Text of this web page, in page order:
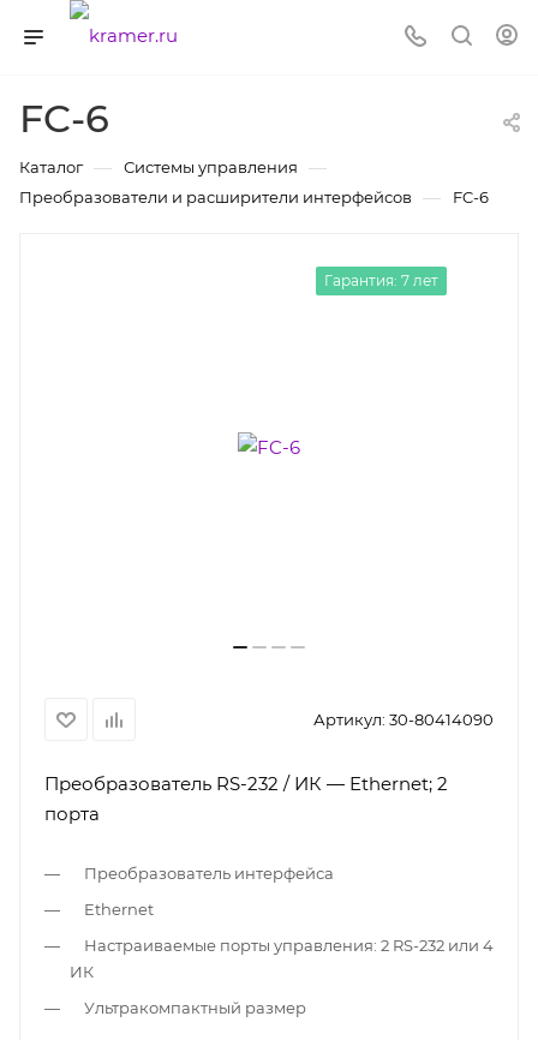
FC-6
Каталог — Системы управления —
Преобразователи и расширители интерфейсов — FC-6
Гарантия: 7 лет
Артикул: 30-80414090
Преобразователь RS-232 / ИК — Ethernet; 2
порта
Преобразователь интерфейса
Ethernet
Настраиваемые порты управления: 2 RS-232 или 4
ИК
Ультракомпактный размер